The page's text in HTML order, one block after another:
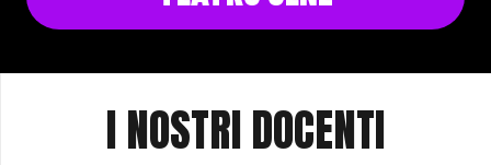
I NOSTRI DOCENTI